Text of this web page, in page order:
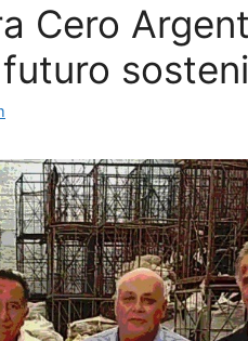
Cero